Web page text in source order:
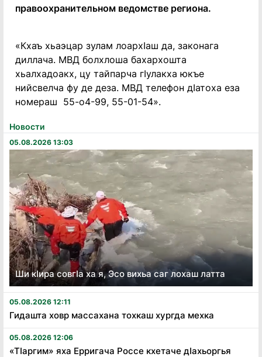
Новости
05.08.2026 13:03
Ши кӏира совгӏа ха я, Эсо вихьа саг лохаш латта
05.08.2026 12:11
Гидашта ховр массахана тохкаш хургда мехка
05.08.2026 12:06
«Тӏаргим» яха Ерригача Россе кхетаче дӏахьоргья
правоохранительном ведомстве региона.
«Кхаъ хьаэцар зулам лоархӀаш да, законага
диллача. МВД болхлоша бахархошта
хьалхадоакх, цу тайпарча гӀулакха юкъе
нийсвелча фу де деза. МВД телефон дӀатоха еза
номераш 55-о4-99, 55-01-54».